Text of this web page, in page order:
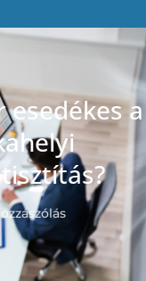
esedékes a